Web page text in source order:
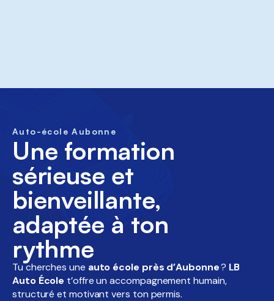
Auto-école Aubonne
Une formation
sérieuse et
bienveillante,
adaptée à ton
rythme
Tu cherches une auto école près d’Aubonne? LB
Auto École t’offre un accompagnement humain,
structuré et motivant vers ton permis.